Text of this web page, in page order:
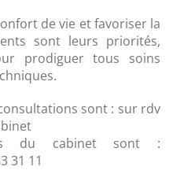
de vie et favoriser la
sont leurs priorités,
prodiguer tous soins
sont : sur rdv
du cabinet sont :
31 11